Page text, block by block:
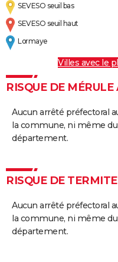
SEVESO seuil bas
SEVESO seuil haut
Lormaye
Villes avec le
RISQUE DE
Aucun arrêté préfectoral
la commune, ni même du
département.
RISQUE DE
Aucun arrêté préfectoral
la commune, ni même du
département.